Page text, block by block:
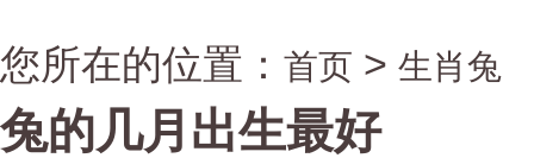
您所在的位置： 首页 > 生肖兔
兔的几月出生最好